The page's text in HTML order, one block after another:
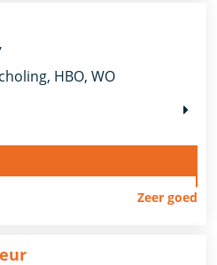
HBO, WO
Zeer goed